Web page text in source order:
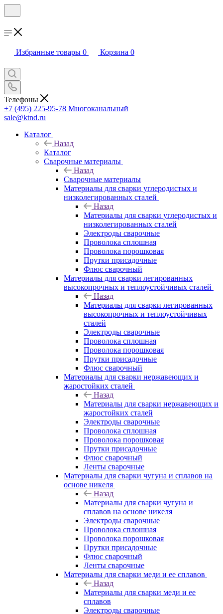
Избранные товары 0 Корзина 0
Телефоны
+7 (495) 225-95-78 Многоканальный
sale@ktnd.ru
Каталог
Назад
Каталог
Сварочные материалы
Назад
Сварочные материалы
Материалы для сварки углеродистых и
низколегированных сталей
Назад
Материалы для сварки углеродистых и
низколегированных сталей
Электроды сварочные
Проволока сплошная
Проволока порошковая
Прутки присадочные
Флюс сварочный
Материалы для сварки легированных
высокопрочных и теплоустойчивых сталей
Назад
Материалы для сварки легированных
высокопрочных и теплоустойчивых
сталей
Электроды сварочные
Проволока сплошная
Проволока порошковая
Прутки присадочные
Флюс сварочный
Материалы для сварки нержавеющих и
жаростойких сталей
Назад
Материалы для сварки нержавеющих и
жаростойких сталей
Электроды сварочные
Проволока сплошная
Проволока порошковая
Прутки присадочные
Флюс сварочный
Ленты сварочные
Материалы для сварки чугуна и сплавов на
основе никеля
Назад
Материалы для сварки чугуна и
сплавов на основе никеля
Электроды сварочные
Проволока сплошная
Проволока порошковая
Прутки присадочные
Флюс сварочный
Ленты сварочные
Материалы для сварки меди и ее сплавов
Назад
Материалы для сварки меди и ее
сплавов
Электроды сварочные